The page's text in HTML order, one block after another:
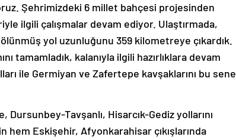
Şehrimizdeki 6 millet bahçesi projesinden
ilgili çalışmalar devam ediyor. Ulaştırmada,
yol uzunluğunu 359 kilometreye çıkardık.
tamamladık, kalanıyla ilgili hazırlıklara devam
ile Germiyan ve Zafertepe kavşaklarını bu sene
Tavşanlı, Hisarcık-Gediz yollarını
hem Eskişehir, Afyonkarahisar çıkışlarında